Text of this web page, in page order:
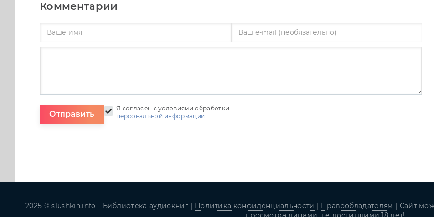
Комментарии
Отправить
Я согласен с условиями обработки
персональной информации
2025 © slushkin.info - Библиотека аудиокниг | Политика конфиденциальности | Правообладателям | Сайт
просмотра лицами, не достигшими 18 лет!